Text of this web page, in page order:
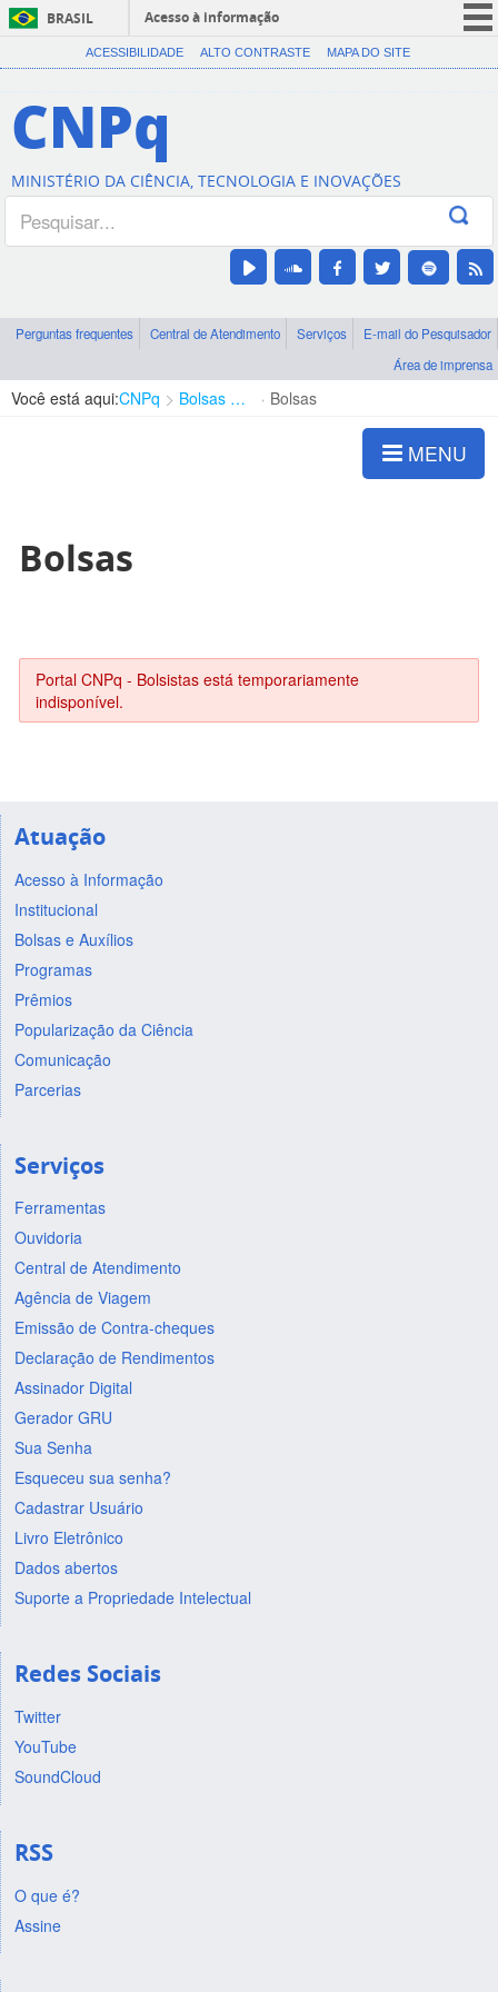
BRASIL
Acesso à informação
CORONAVÍRUS (COVID-19)
Canais
ACESSIBILIDADE ALTO CONTRASTE MAPA DO SITE
CNPq
MINISTÉRIO DA CIÊNCIA, TECNOLOGIA E INOVAÇÕES
Perguntas frequentes Central de Atendimento Serviços
E-mail do Pesquisador
Área de imprensa
Você está aqui:CNPq Bolsas e Auxílios Vigentes Bolsas
MENU
Bolsas
Portal CNPq - Bolsistas está temporariamente
indisponível.
Atuação
Acesso à Informação
Institucional
Bolsas e Auxílios
Programas
Prêmios
Popularização da Ciência
Comunicação
Parcerias
Serviços
Ferramentas
Ouvidoria
Central de Atendimento
Agência de Viagem
Emissão de Contra-cheques
Declaração de Rendimentos
Assinador Digital
Gerador GRU
Sua Senha
Esqueceu sua senha?
Cadastrar Usuário
Livro Eletrônico
Dados abertos
Suporte a Propriedade Intelectual
Redes Sociais
Twitter
YouTube
SoundCloud
RSS
O que é?
Assine